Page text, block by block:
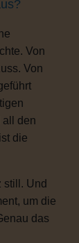
Von
Von
all den
die
still. Und
um die
das